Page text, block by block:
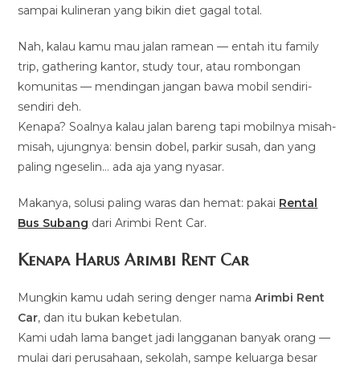
sampai kulineran yang bikin diet gagal total.
Nah, kalau kamu mau jalan ramean — entah itu family
trip, gathering kantor, study tour, atau rombongan
komunitas — mendingan jangan bawa mobil sendiri-
sendiri deh.
Kenapa? Soalnya kalau jalan bareng tapi mobilnya misah-
misah, ujungnya: bensin dobel, parkir susah, dan yang
paling ngeselin… ada aja yang nyasar.
Makanya, solusi paling waras dan hemat: pakai Rental
Bus Subang dari Arimbi Rent Car.
Kenapa Harus Arimbi Rent Car
Mungkin kamu udah sering denger namaArimbi Rent
Car, dan itu bukan kebetulan.
Kami udah lama banget jadi langganan banyak orang —
mulai dari perusahaan, sekolah, sampe keluarga besar